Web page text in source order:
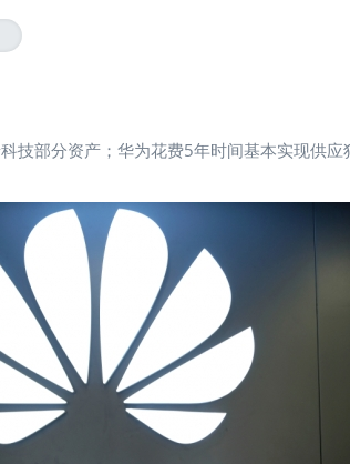
技部分资产；华为花费5年时间基本实现供应